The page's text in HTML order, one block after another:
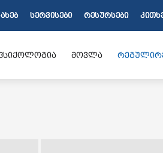
ᲡᲔᲠᲕᲘᲡᲔᲑᲘ ᲠᲔᲡᲣᲠᲡᲔᲑᲘ
მოვლა